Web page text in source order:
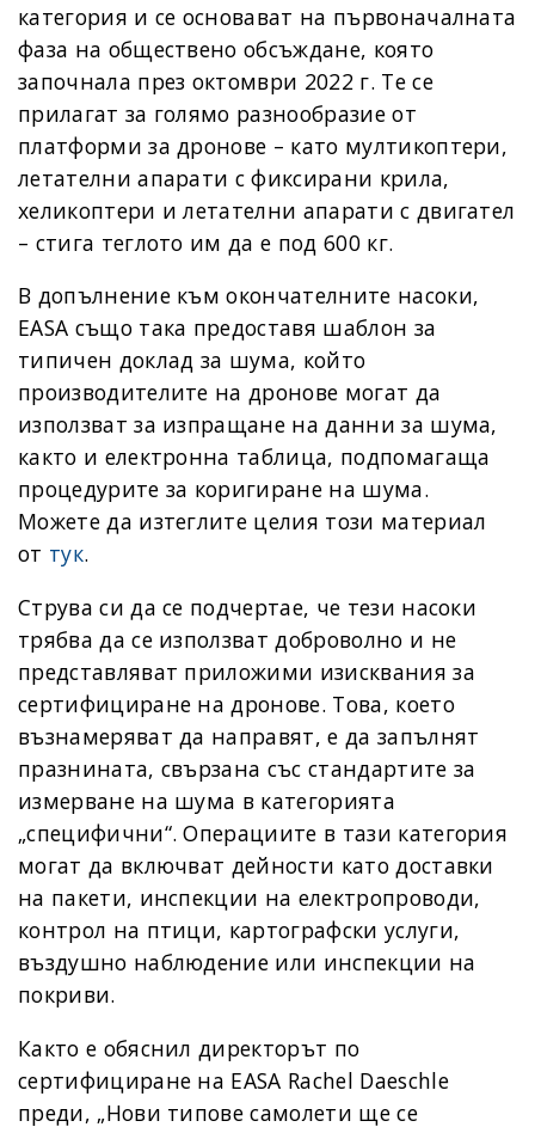
категория и се основават на първоначалната
фаза на обществено обсъждане, която
започнала през октомври 2022 г. Те се
прилагат за голямо разнообразие от
платформи за дронове – като мултикоптери,
летателни апарати с фиксирани крила,
хеликоптери и летателни апарати с двигател
– стига теглото им да е под 600 кг.
В допълнение към окончателните насоки,
EASA също така предоставя шаблон за
типичен доклад за шума, който
производителите на дронове могат да
използват за изпращане на данни за шума,
както и електронна таблица, подпомагаща
процедурите за коригиране на шума.
Можете да изтеглите целия този материал
от тук.
Струва си да се подчертае, че тези насоки
трябва да се използват доброволно и не
представляват приложими изисквания за
сертифициране на дронове. Това, което
възнамеряват да направят, е да запълнят
празнината, свързана със стандартите за
измерване на шума в категорията
„специфични“. Операциите в тази категория
могат да включват дейности като доставки
на пакети, инспекции на електропроводи,
контрол на птици, картографски услуги,
въздушно наблюдение или инспекции на
покриви.
Както е обяснил директорът по
сертифициране на EASA Rachel Daeschle
преди, „Нови типове самолети ще се